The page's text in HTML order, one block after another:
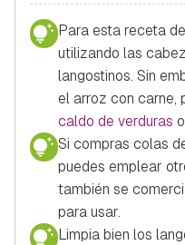
Para esta receta
utilizando las
langostinos. Sin
el arroz con carne,
caldo de verduras
Si compras colas
puedes emplear
también se
para usar.
Limpia bien los